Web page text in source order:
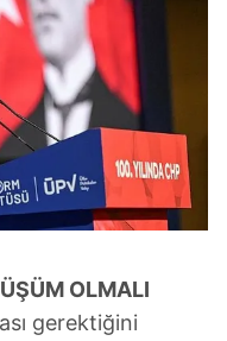
OLMALI
gerektiğini